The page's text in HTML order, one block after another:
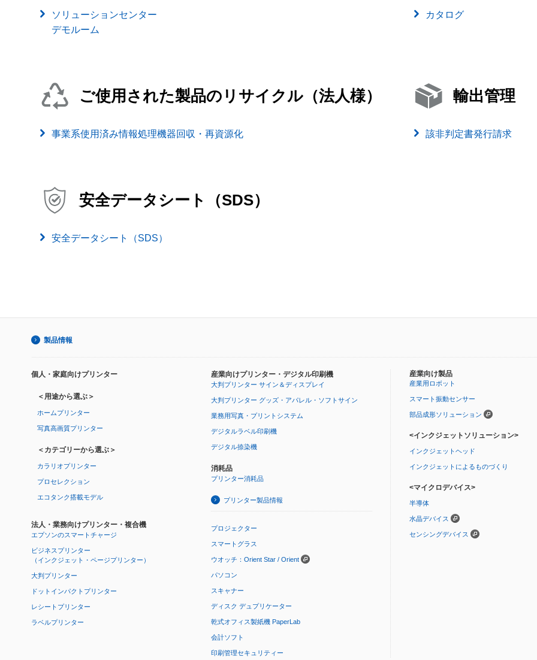
ソリューションセンター
デモルーム
カタログ
ご使用された製品のリサイクル（法人様）
事業系使用済み情報処理機器回収・再資源化
輸出管理
該非判定書発行請求
安全データシート（SDS）
安全データシート（SDS）
製品情報
個人・家庭向けプリンター
＜用途から選ぶ＞
ホームプリンター
写真高画質プリンター
＜カテゴリーから選ぶ＞
カラリオプリンター
プロセレクション
エコタンク搭載モデル
法人・業務向けプリンター・複合機
エプソンのスマートチャージ
ビジネスプリンター
（インクジェット・ページプリンター）
大判プリンター
ドットインパクトプリンター
レシートプリンター
ラベルプリンター
産業向けプリンター・デジタル印刷機
大判プリンター サイン＆ディスプレイ
大判プリンター グッズ・アパレル・ソフトサイン
業務用写真・プリントシステム
デジタルラベル印刷機
デジタル捺染機
消耗品
プリンター消耗品
プリンター製品情報
プロジェクター
スマートグラス
ウオッチ：Orient Star / Orient
パソコン
スキャナー
ディスク デュプリケーター
乾式オフィス製紙機 PaperLab
会計ソフト
印刷管理セキュリティー
産業向け製品
産業用ロボット
スマート振動センサー
部品成形ソリューション
<インクジェットソリューション>
インクジェットヘッド
インクジェットによるものづくり
<マイクロデバイス>
半導体
水晶デバイス
センシングデバイス